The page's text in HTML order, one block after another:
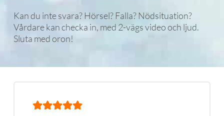
Kan du inte svara? Hörsel? Falla? Nödsituation?
Vårdare kan checka in, med 2-vägs video och ljud.
Sluta med oron!